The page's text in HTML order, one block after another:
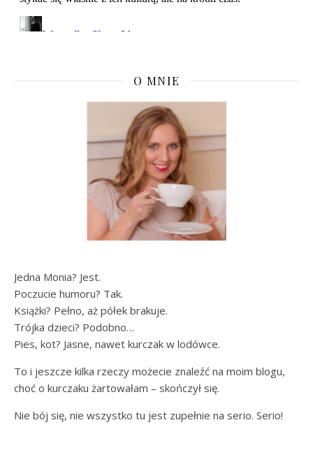
O MNIE
Jedna Monia? Jest.
Poczucie humoru? Tak.
Książki? Pełno, aż półek brakuje.
Trójka dzieci? Podobno…
Pies, kot? Jasne, nawet kurczak w lodówce.
To i jeszcze kilka rzeczy możecie znaleźć na moim blogu,
choć o kurczaku żartowałam – skończył się.
Nie bój się, nie wszystko tu jest zupełnie na serio. Serio!